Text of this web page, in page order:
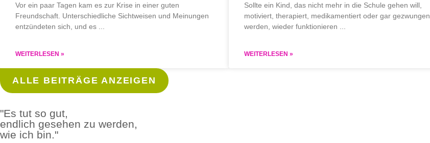
Vor ein paar Tagen kam es zur Krise in einer guten
Freundschaft. Unterschiedliche Sichtweisen und Meinungen
entzündeten sich, und es
WEITERLESEN »
Sollte ein Kind, das nicht mehr in die Schule gehen will,
motiviert, therapiert, medikamentiert oder gar gezwungen
werden, wieder funktionieren
WEITERLESEN »
ALLE BEITRÄGE ANZEIGEN
"Es tut so gut,
endlich gesehen zu werden,
wie ich bin."